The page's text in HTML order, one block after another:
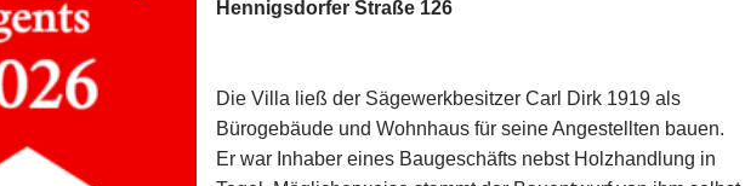
Hennigsdorfer Straße 126
Die Villa ließ der Sägewerkbesitzer Carl Dirk 1919 als
Bürogebäude und Wohnhaus für seine Angestellten bauen.
Er war Inhaber eines Baugeschäfts nebst Holzhandlung in